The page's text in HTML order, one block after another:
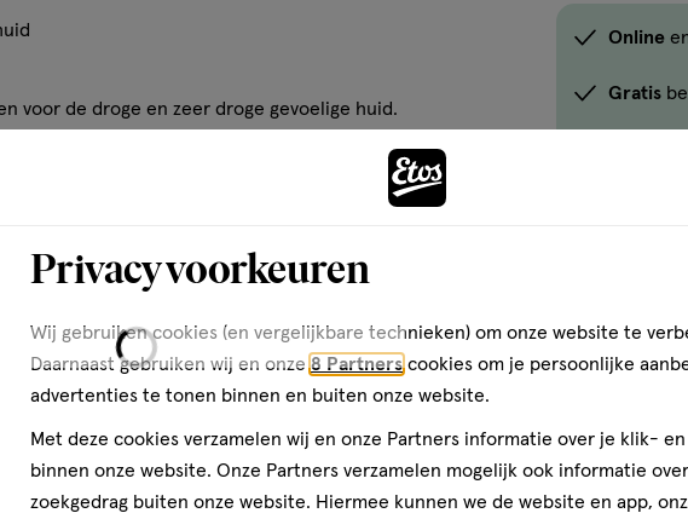
icon.c-
store-
store-
stock-
Online
Gratis
voor de droge en zeer droge gevoelige huid.
Privacy voorkeuren
Wij gebruiken cookies (en vergelijkbare technieken) om onze website te
Daarnaast gebruiken wij en onze8 Partnerscookies om je persoonlijke
advertenties te tonen binnen en buiten onze website.
Met deze cookies verzamelen wij en onze Partners informatie over je klik-
binnen onze website. Onze Partners verzamelen mogelijk ook informatie
zoekgedrag buiten onze website. Hiermee kunnen we de website en app,